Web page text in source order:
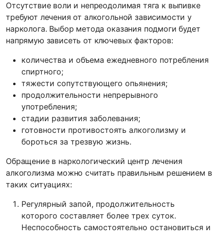
Отсутствие воли и непреодолимая тяга к выпивке
требуют лечения от алкогольной зависимости у
нарколога. Выбор метода оказания подмоги будет
напрямую зависеть от ключевых факторов:
количества и объема ежедневного потребления
спиртного;
тяжести сопутствующего опьянения;
продолжительности непрерывного
употребления;
стадии развития заболевания;
готовности противостоять алкоголизму и
бороться за трезвую жизнь.
Обращение в наркологический центр лечения
алкоголизма можно считать правильным решением в
таких ситуациях:
Регулярный запой, продолжительность
которого составляет более трех суток.
Неспособность самостоятельно остановиться и